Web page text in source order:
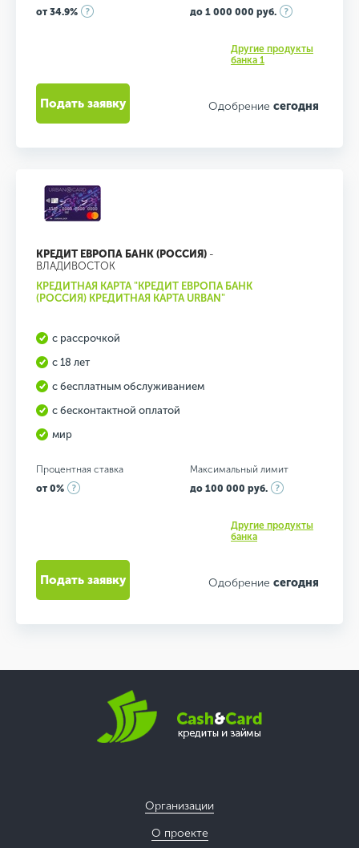
от 34.9%
до 1 000 000 руб.
Другие продукты
банка 1
Одобрение сегодня
Подать заявку
КРЕДИТ ЕВРОПА БАНК (РОССИЯ) -
ВЛАДИВОСТОК
КРЕДИТНАЯ КАРТА "КРЕДИТ ЕВРОПА БАНК
(РОССИЯ) КРЕДИТНАЯ КАРТА URBAN"
с рассрочкой
с 18 лет
с бесплатным обслуживанием
с бесконтактной оплатой
мир
Процентная ставка
от 0%
Максимальный лимит
до 100 000 руб.
Другие продукты
банка
Одобрение сегодня
Подать заявку
Организации
О проекте